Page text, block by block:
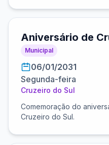
Aniversário de
Municipal
06/01/2031
Segunda-feira
Cruzeiro do Sul
Comemoração do
Cruzeiro do Sul.